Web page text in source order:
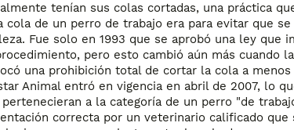
tenían sus colas cortadas, una práctica
de un perro de trabajo era para evitar que
Fue solo en 1993 que se aprobó una ley que
pero esto cambió aún más cuando
una prohibición total de cortar la cola a
Animal entró en vigencia en abril de 2007, lo
a la categoría de un perro "de
correcta por un veterinario calificado